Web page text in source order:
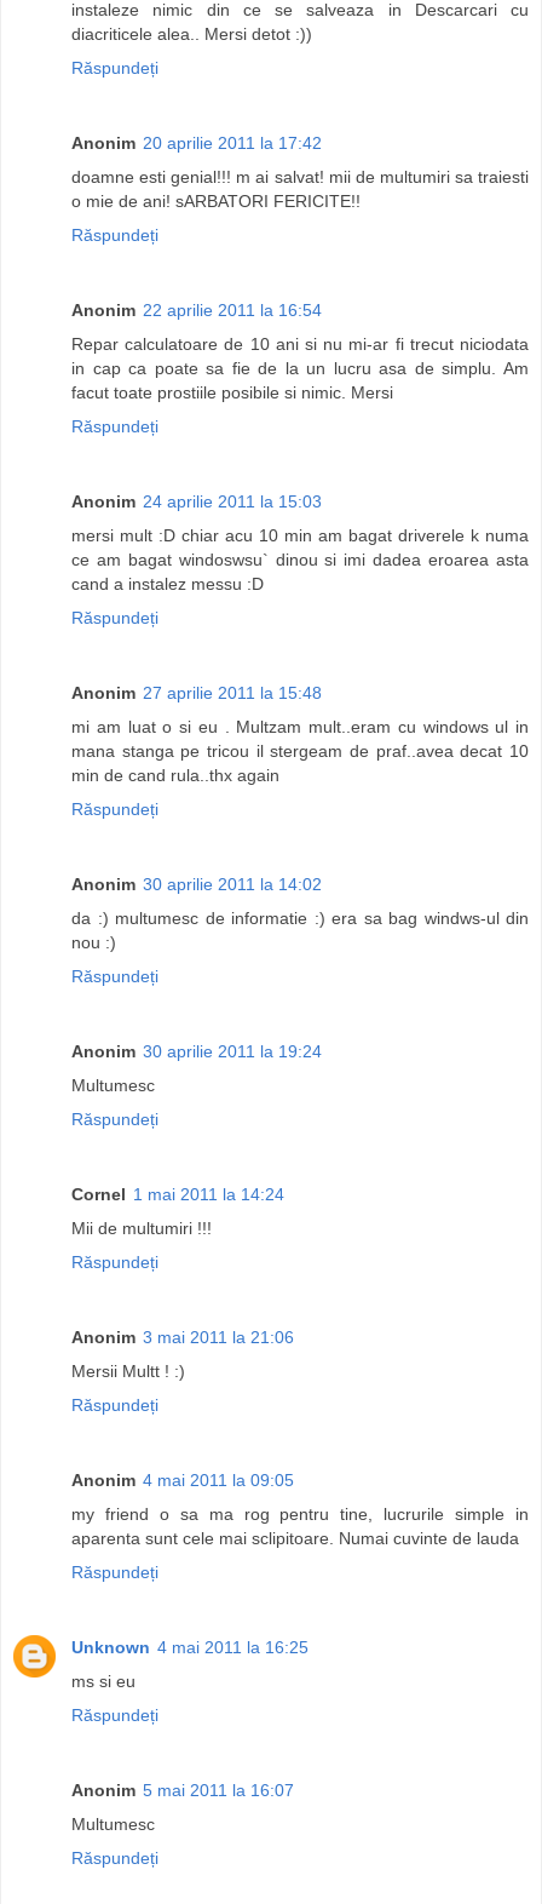
instaleze nimic din ce se salveaza in Descarcari cu
diacriticele alea.. Mersi detot :))
Răspundeți
Anonim 20 aprilie 2011 la 17:42
doamne esti genial!!! m ai salvat! mii de multumiri sa traiesti
o mie de ani! sARBATORI FERICITE!!
Răspundeți
Anonim 22 aprilie 2011 la 16:54
Repar calculatoare de 10 ani si nu mi-ar fi trecut niciodata
in cap ca poate sa fie de la un lucru asa de simplu. Am
facut toate prostiile posibile si nimic. Mersi
Răspundeți
Anonim 24 aprilie 2011 la 15:03
mersi mult :D chiar acu 10 min am bagat driverele k numa
ce am bagat windoswsu` dinou si imi dadea eroarea asta
cand a instalez messu :D
Răspundeți
Anonim 27 aprilie 2011 la 15:48
mi am luat o si eu . Multzam mult..eram cu windows ul in
mana stanga pe tricou il stergeam de praf..avea decat 10
min de cand rula..thx again
Răspundeți
Anonim 30 aprilie 2011 la 14:02
da :) multumesc de informatie :) era sa bag windws-ul din
nou :)
Răspundeți
Anonim 30 aprilie 2011 la 19:24
Multumesc
Răspundeți
Cornel 1 mai 2011 la 14:24
Mii de multumiri !!!
Răspundeți
Anonim 3 mai 2011 la 21:06
Mersii Multt ! :)
Răspundeți
Anonim 4 mai 2011 la 09:05
my friend o sa ma rog pentru tine, lucrurile simple in
aparenta sunt cele mai sclipitoare. Numai cuvinte de lauda
Răspundeți
Unknown 4 mai 2011 la 16:25
ms si eu
Răspundeți
Anonim 5 mai 2011 la 16:07
Multumesc
Răspundeți